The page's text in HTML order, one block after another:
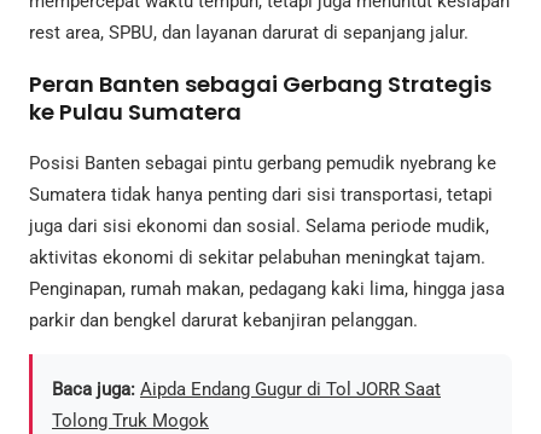
rest area, SPBU, dan layanan darurat di sepanjang jalur.
Peran Banten sebagai Gerbang Strategis
ke Pulau Sumatera
Posisi Banten sebagai pintu gerbang pemudik nyebrang ke
Sumatera tidak hanya penting dari sisi transportasi, tetapi
juga dari sisi ekonomi dan sosial. Selama periode mudik,
aktivitas ekonomi di sekitar pelabuhan meningkat tajam.
Penginapan, rumah makan, pedagang kaki lima, hingga jasa
parkir dan bengkel darurat kebanjiran pelanggan.
Baca juga: Aipda Endang Gugur di Tol JORR Saat
Tolong Truk Mogok